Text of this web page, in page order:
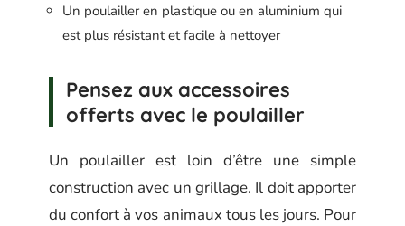
Un poulailler en plastique ou en aluminium qui
est plus résistant et facile à nettoyer
Pensez aux accessoires
offerts avec le poulailler
Un poulailler est loin d’être une simple
construction avec un grillage. Il doit apporter
du confort à vos animaux tous les jours. Pour